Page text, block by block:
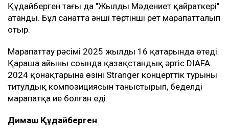
Құдайберген тағы да "Жылдың Мәдениет қайраткері"
атанды. Бұл санатта әнші төртінші рет марапатталып
отыр.
Марапаттау рәсімі 2025 жылдың 16 қаңтарында өтеді.
Қараша айының соңында қазақстандық әртіс DIAFA
2024 қонақтарына өзінің Stranger концерттік турының
титулдық композициясын таныстырып, беделді
марапатқа ие болған еді.
Димаш Құдайберген